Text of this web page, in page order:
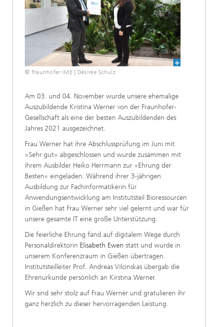
© Fraunhofer IME | Désirée Schulz
Am 03. und 04. November wurde unsere ehemalige
Auszubildende Kristina Werner von der Fraunhofer-
Gesellschaft als eine der besten Auszubildenden des
Jahres 2021 ausgezeichnet.
Frau Werner hat ihre Abschlussprüfung im Juni mit
»Sehr gut« abgeschlossen und wurde zusammen mit
ihrem Ausbilder Heiko Herrmann zur »Ehrung der
Besten« eingeladen. Während ihrer 3-jährigen
Ausbildung zur Fachinformatikerin für
Anwendungsentwicklung am Institutsteil Bioressourcen
in Gießen hat Frau Werner sehr viel gelernt und war für
unsere gesamte IT eine große Unterstützung.
Die feierliche Ehrung fand auf digitalem Wege durch
Personaldirektorin Elisabeth Ewen statt und wurde in
unserem Konferenzraum in Gießen übertragen.
Institutsteilleiter Prof. Andreas Vilcinskas übergab die
Ehrenurkunde persönlich an Kirstina Werner.
Wir sind sehr stolz auf Frau Werner und gratulieren ihr
ganz herzlich zu dieser hervorragenden Leistung.